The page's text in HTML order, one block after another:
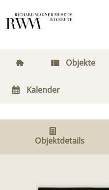
Objekte
Kalender
Objektdetails